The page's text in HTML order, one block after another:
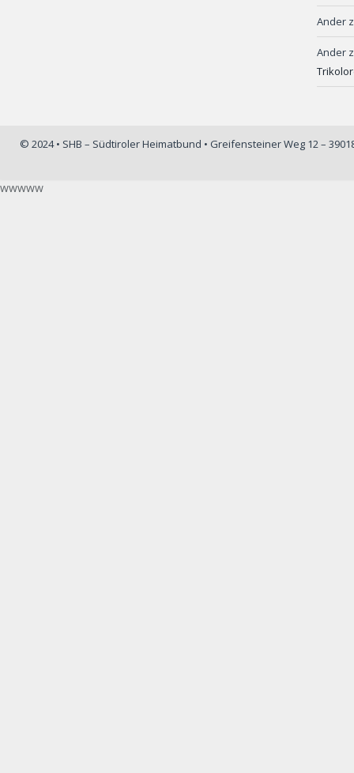
Ander
Ander
© 2024 • SHB – Südtiroler Heimatbund • Greifensteiner Weg 12 –
wwwww